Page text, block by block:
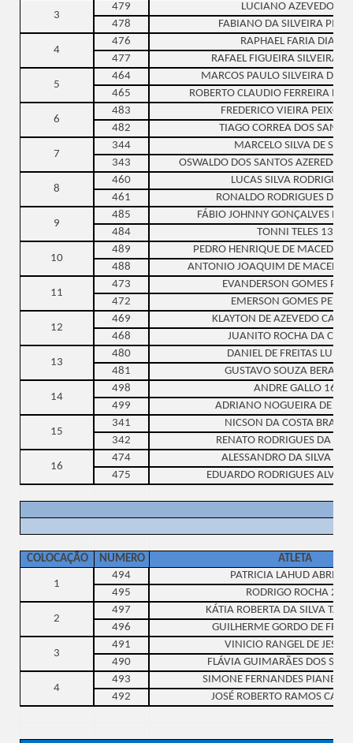
3
479
LUCIANO AZEVEDO 10
478
FABIANO DA SILVEIRA
4
476
RAPHAEL FARIA DIAS 9
477
RAFAEL FIGUEIRA SILVEIRA
5
464
MARCOS PAULO SILVEIRA DE
465
ROBERTO CLAUDIO FERREIRA DE
6
483
FREDERICO VIEIRA
482
TIAGO CORREA DOS
7
344
MARCELO SILVA DE SÁ
343
OSWALDO DOS SANTOS AZEREDO
8
460
LUCAS SILVA RODRIGUES
461
RONALDO RODRIGUES
9
485
FÁBIO JOHNNY GONÇALVES
484
TONNI TELES 13
10
489
PEDRO HENRIQUE DE MACEDO
488
ANTONIO JOAQUIM DE MACEDO
11
473
EVANDERSON GOMES
472
EMERSON GOMES PERES
12
469
KLAYTON DE AZEVEDO
468
JUANITO ROCHA DA
13
480
DANIEL DE FREITAS LUNA
481
GUSTAVO SOUZA
14
498
ANDRE GALLO 16
499
ADRIANO NOGUEIRA DE
15
341
NICSON DA COSTA
342
RENATO RODRIGUES DA
16
474
ALESSANDRO DA SILVA
475
EDUARDO RODRIGUES
COLOCAÇÃO NUMERO ATLETA
1
494
PATRICIA LAHUD ABREU
495
RODRIGO ROCHA 22
2
497
KÁTIA ROBERTA DA SILVA
496
GUILHERME GORDO DE
3
491
VINICIO RANGEL DE
490
FLÁVIA GUIMARÃES DOS
4
493
SIMONE FERNANDES PIANES
492
JOSÉ ROBERTO RAMOS